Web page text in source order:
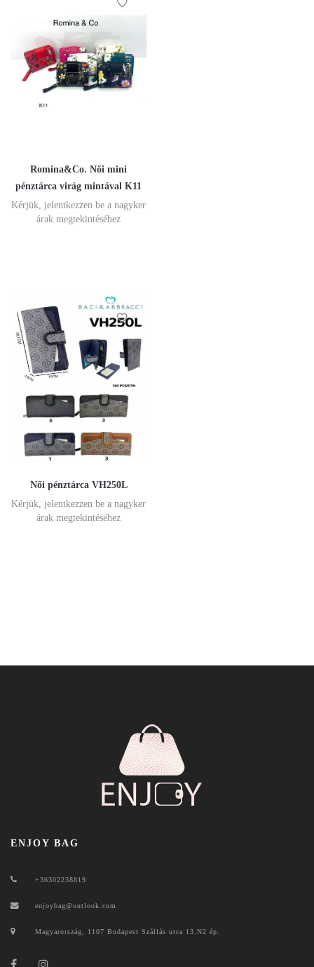
Romina&Co. Női mini
pénztárca virág mintával K11
Kérjük, jelentkezzen be a nagyker
árak megtekintéséhez
Női pénztárca VH250L
Kérjük, jelentkezzen be a nagyker
árak megtekintéséhez
ENJOY BAG
+36302238819
enjoybag@outlook.com
Magyarország, 1107 Budapest Szállás utca 13.N2 ép.